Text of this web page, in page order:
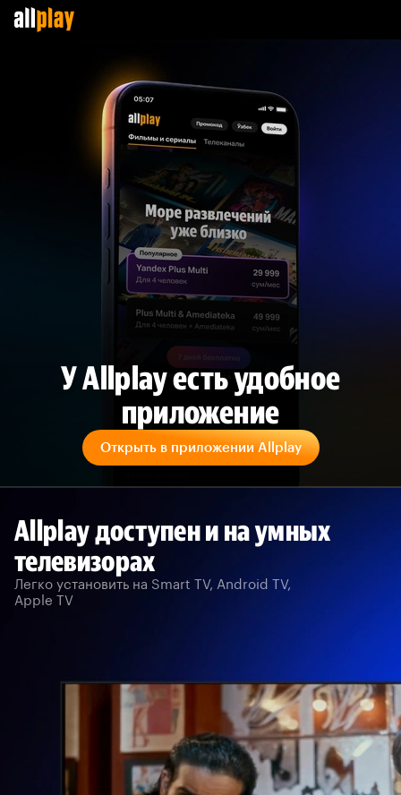
У Allplay есть удобное
приложение
Открыть в приложении Allplay
Allplay доступен и на умных
телевизорах
Легко установить на Smart TV, Android TV,
Apple TV